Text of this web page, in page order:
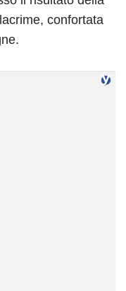
confortata